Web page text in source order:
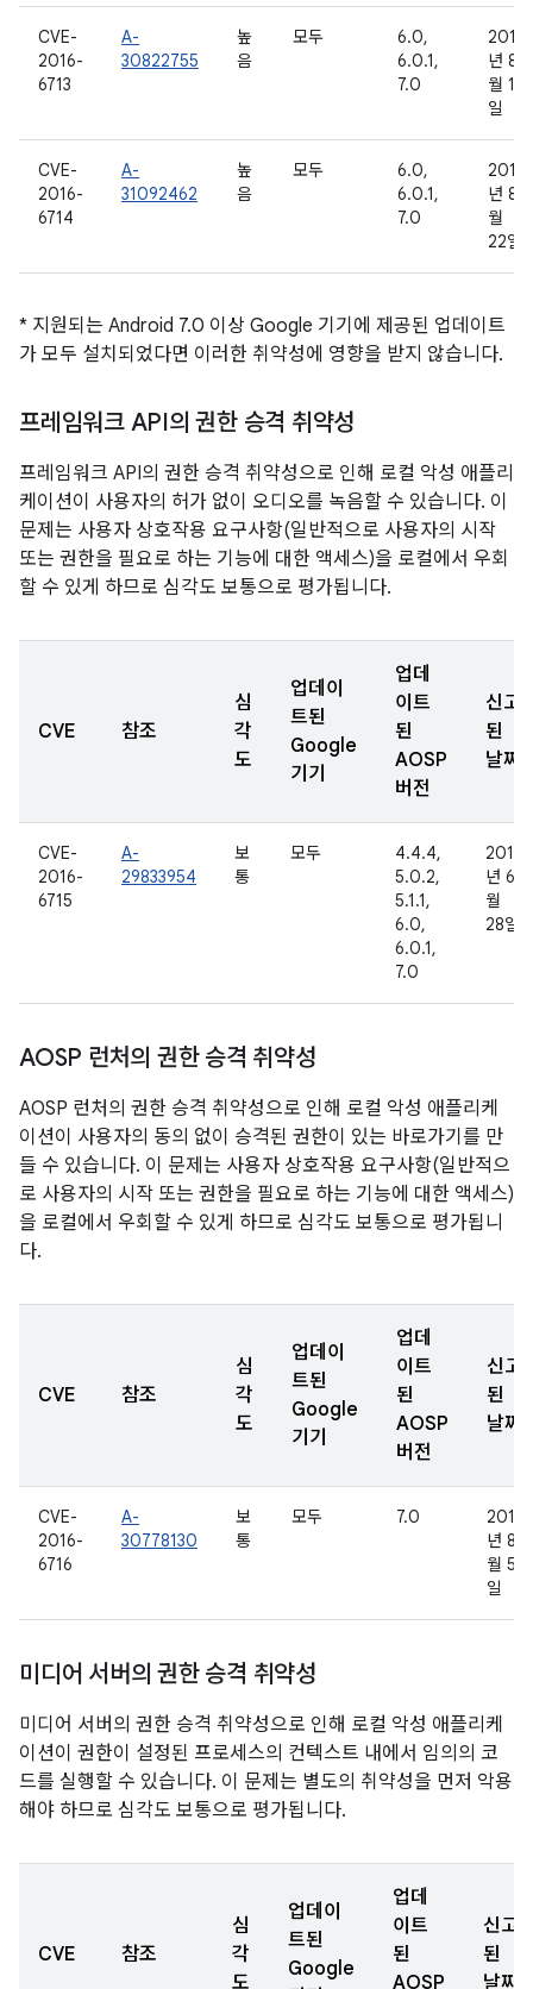
CVE-
2016-
6713
A-
30822755
높
음
모두
6.0,
6.0.1,
7.0
2016
년 8
월 11
일
CVE-
2016-
6714
A-
31092462
높
음
모두
6.0,
6.0.1,
7.0
2016
년 8
월
22일
* 지원되는 Android 7.0 이상 Google 기기에 제공된 업데이트
가 모두 설치되었다면 이러한 취약성에 영향을 받지 않습니다.
프레임워크 API의 권한 승격 취약성
프레임워크 API의 권한 승격 취약성으로 인해 로컬 악성 애플리
케이션이 사용자의 허가 없이 오디오를 녹음할 수 있습니다. 이
문제는 사용자 상호작용 요구사항(일반적으로 사용자의 시작
또는 권한을 필요로 하는 기능에 대한 액세스)을 로컬에서 우회
할 수 있게 하므로 심각도 보통으로 평가됩니다.
CVE 참조
심
각
도
업데이
트된
Google
기기
업데
이트
된
AOSP
버전
신고
된
날짜
CVE-
2016-
6715
A-
29833954
보
통
모두
4.4.4,
5.0.2,
5.1.1,
6.0,
6.0.1,
7.0
2016
년 6
월
28일
AOSP 런처의 권한 승격 취약성
AOSP 런처의 권한 승격 취약성으로 인해 로컬 악성 애플리케
이션이 사용자의 동의 없이 승격된 권한이 있는 바로가기를 만
들 수 있습니다. 이 문제는 사용자 상호작용 요구사항(일반적으
로 사용자의 시작 또는 권한을 필요로 하는 기능에 대한 액세스)
을 로컬에서 우회할 수 있게 하므로 심각도 보통으로 평가됩니
다.
CVE 참조
심
각
도
업데이
트된
Google
기기
업데
이트
된
AOSP
버전
신고
된
날짜
CVE-
2016-
6716
A-
30778130
보
통
모두 7.0
2016
년 8
월 5
일
미디어 서버의 권한 승격 취약성
미디어 서버의 권한 승격 취약성으로 인해 로컬 악성 애플리케
이션이 권한이 설정된 프로세스의 컨텍스트 내에서 임의의 코
드를 실행할 수 있습니다. 이 문제는 별도의 취약성을 먼저 악용
해야 하므로 심각도 보통으로 평가됩니다.
CVE 참조
심
각
도
업데이
트된
Google
업데
이트
된
AOSP
신고
된
날짜